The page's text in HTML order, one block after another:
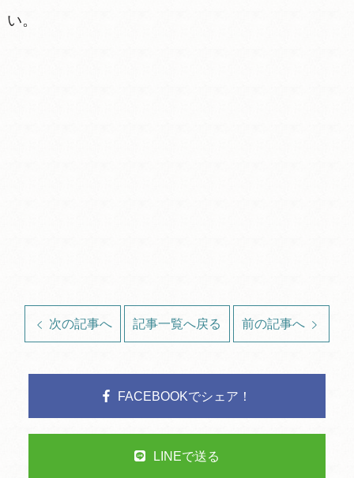
い。
次の記事へ 記事一覧へ戻る 前の記事へ
FACEBOOKでシェア！
LINEで送る